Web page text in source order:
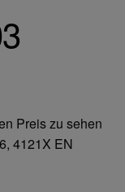
Preis zu sehen
4121X EN